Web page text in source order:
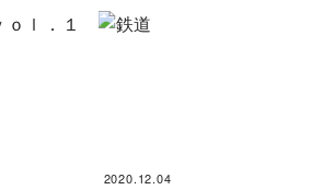
2020.12.04